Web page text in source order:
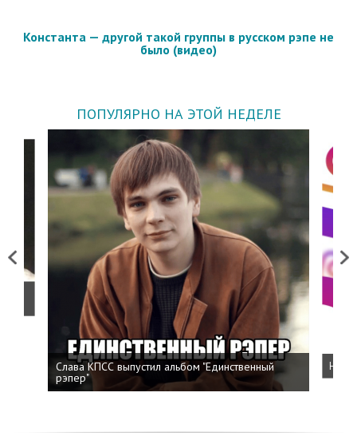
Константа — другой такой группы в русском рэпе не
было (видео)
ПОПУЛЯРНО НА ЭТОЙ НЕДЕЛЕ
Previous
Слава КПСС выпустил альбом "Единственный
рэпер"
Next